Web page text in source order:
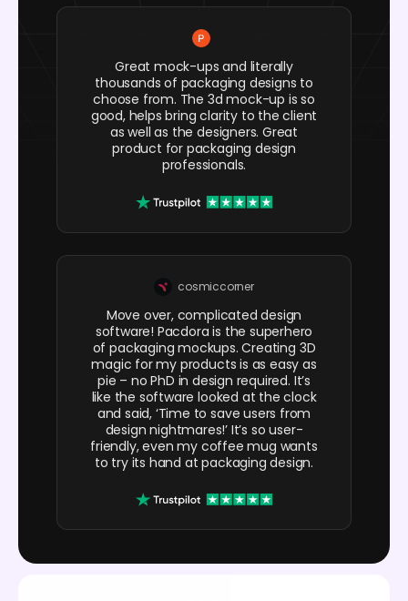
Great mock-ups and literally
thousands of packaging designs to
choose from. The 3d mock-up is so
good, helps bring clarity to the client
as well as the designers. Great
product for packaging design
professionals.
cosmiccorner
Move over, complicated design
software! Pacdora is the superhero
of packaging mockups. Creating 3D
magic for my products is as easy as
pie – no PhD in design required. It’s
like the software looked at the clock
and said, ‘Time to save users from
design nightmares!’ It’s so user-
friendly, even my coffee mug wants
to try its hand at packaging design.